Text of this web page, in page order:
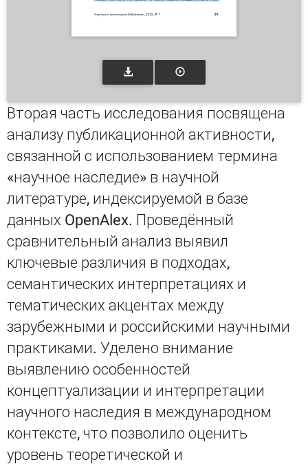
Вторая часть исследования посвящена
анализу публикационной активности,
связанной с использованием термина
«научное наследие» в научной
литературе, индексируемой в базе
данных OpenAlex. Проведённый
сравнительный анализ выявил
ключевые различия в подходах,
семантических интерпретациях и
тематических акцентах между
зарубежными и российскими научными
практиками. Уделено внимание
выявлению особенностей
концептуализации и интерпретации
научного наследия в международном
контексте, что позволило оценить
уровень теоретической и